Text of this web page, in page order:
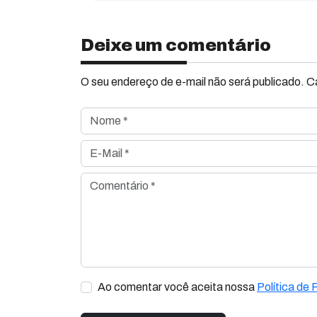
Deixe um comentário
O seu endereço de e-mail não será publicado.
Nome *
E-Mail *
Comentário *
Ao comentar você aceita nossa Política de